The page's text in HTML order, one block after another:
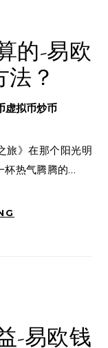
的-易欧
？
虚拟币炒币
杯热气腾腾的…
-易欧钱